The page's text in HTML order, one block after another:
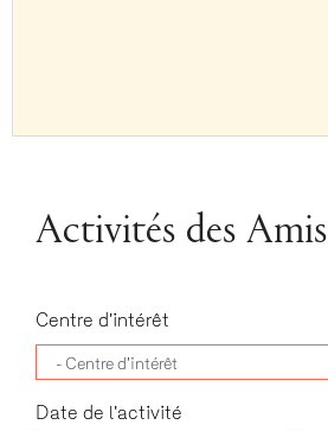
Activités des Amis
Centre d'intérêt
Date de l'activité